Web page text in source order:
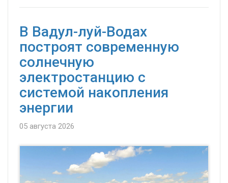
В Вадул-луй-Водах
построят современную
солнечную
электростанцию с
системой накопления
энергии
05 августа 2026